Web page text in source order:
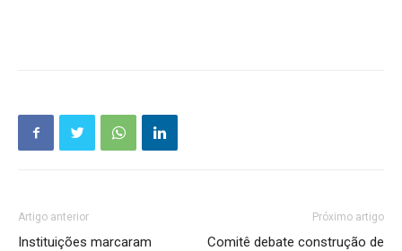
Artigo anterior
Instituições marcaram
Próximo artigo
Comitê debate construção de